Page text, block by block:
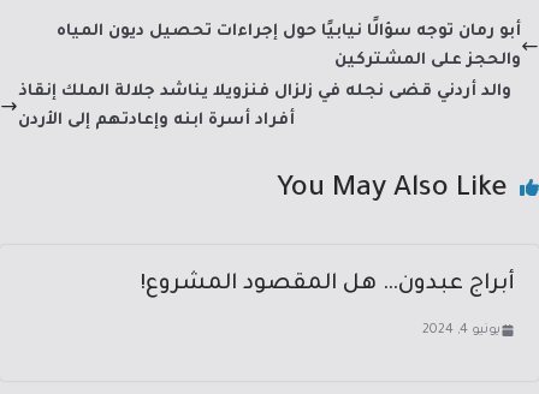
b
o
ok
sA
p
p
a
dI
أبو رمان توجه سؤالًا نيابيًا حول إجراءات تحصيل ديون المياه
والحجز على المشتركين
والد أردني قضى نجله في زلزال فنزويلا يناشد جلالة الملك إنقاذ
أفراد أسرة ابنه وإعادتهم إلى الأردن
You May Also Like
أبراج عبدون… هل المقصود المشروع!
يونيو 4, 2024